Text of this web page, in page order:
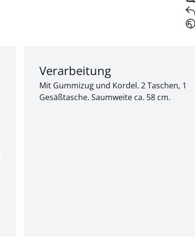
Abschnitt 2 von 3:
Verarbeitung
Mit Gummizug und Kordel. 2 Taschen, 1
Gesäßtasche. Saumweite ca. 58 cm.